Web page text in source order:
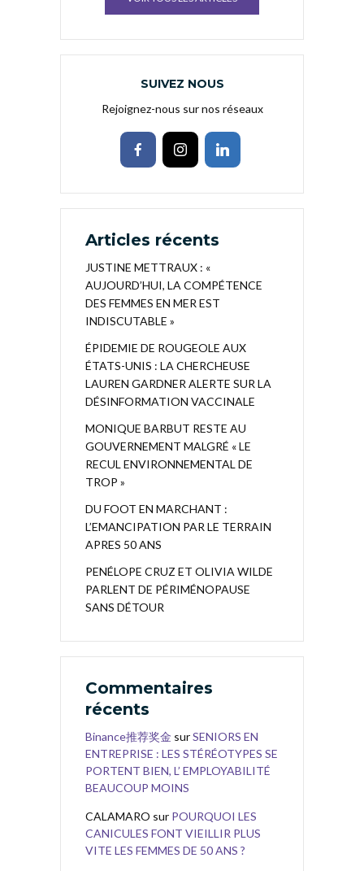
SUIVEZ NOUS
Rejoignez-nous sur nos réseaux
Articles récents
JUSTINE METTRAUX : «
AUJOURD’HUI, LA COMPÉTENCE
DES FEMMES EN MER EST
INDISCUTABLE »
ÉPIDEMIE DE ROUGEOLE AUX
ÉTATS-UNIS : LA CHERCHEUSE
LAUREN GARDNER ALERTE SUR LA
DÉSINFORMATION VACCINALE
MONIQUE BARBUT RESTE AU
GOUVERNEMENT MALGRÉ « LE
RECUL ENVIRONNEMENTAL DE
TROP »
DU FOOT EN MARCHANT :
L’EMANCIPATION PAR LE TERRAIN
APRES 50 ANS
PENÉLOPE CRUZ ET OLIVIA WILDE
PARLENT DE PÉRIMÉNOPAUSE
SANS DÉTOUR
Commentaires
récents
Binance推荐奖金 surSENIORS EN
ENTREPRISE : LES STÉRÉOTYPES SE
PORTENT BIEN, L’ EMPLOYABILITÉ
BEAUCOUP MOINS
CALAMARO sur POURQUOI LES
CANICULES FONT VIEILLIR PLUS
VITE LES FEMMES DE 50 ANS ?